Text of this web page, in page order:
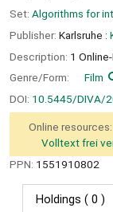
Set: Algorithms for
Publisher: Karlsruhe :
Description: 1
Genre/Form:
Film
DOI: 10.5445/DIVA/
Online resources:
Volltext frei
PPN: 1551910802
Holdings ( 0 )